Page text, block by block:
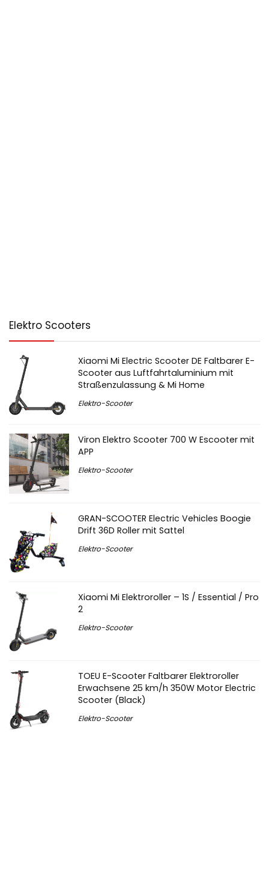
Elektro Scooters
Xiaomi Mi Electric Scooter DE Faltbarer E-
Scooter aus Luftfahrtaluminium mit
Straßenzulassung & Mi Home
Elektro-Scooter
Viron Elektro Scooter 700 W Escooter mit
APP
Elektro-Scooter
GRAN-SCOOTER Electric Vehicles Boogie
Drift 36D Roller mit Sattel
Elektro-Scooter
Xiaomi Mi Elektroroller – 1S / Essential / Pro
2
Elektro-Scooter
TOEU E-Scooter Faltbarer Elektroroller
Erwachsene 25 km/h 350W Motor Electric
Scooter (Black)
Elektro-Scooter